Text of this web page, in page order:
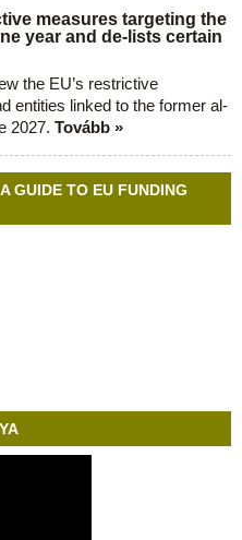
measures targeting the
year and de-lists certain
the EU’s restrictive
entities linked to the former al-
2027. Tovább »
GUIDE TO EU FUNDING